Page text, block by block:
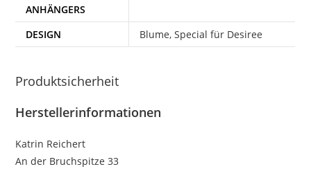
ANHÄNGERS
DESIGN Blume, Special für Desiree
Produktsicherheit
Herstellerinformationen
Katrin Reichert
An der Bruchspitze 33